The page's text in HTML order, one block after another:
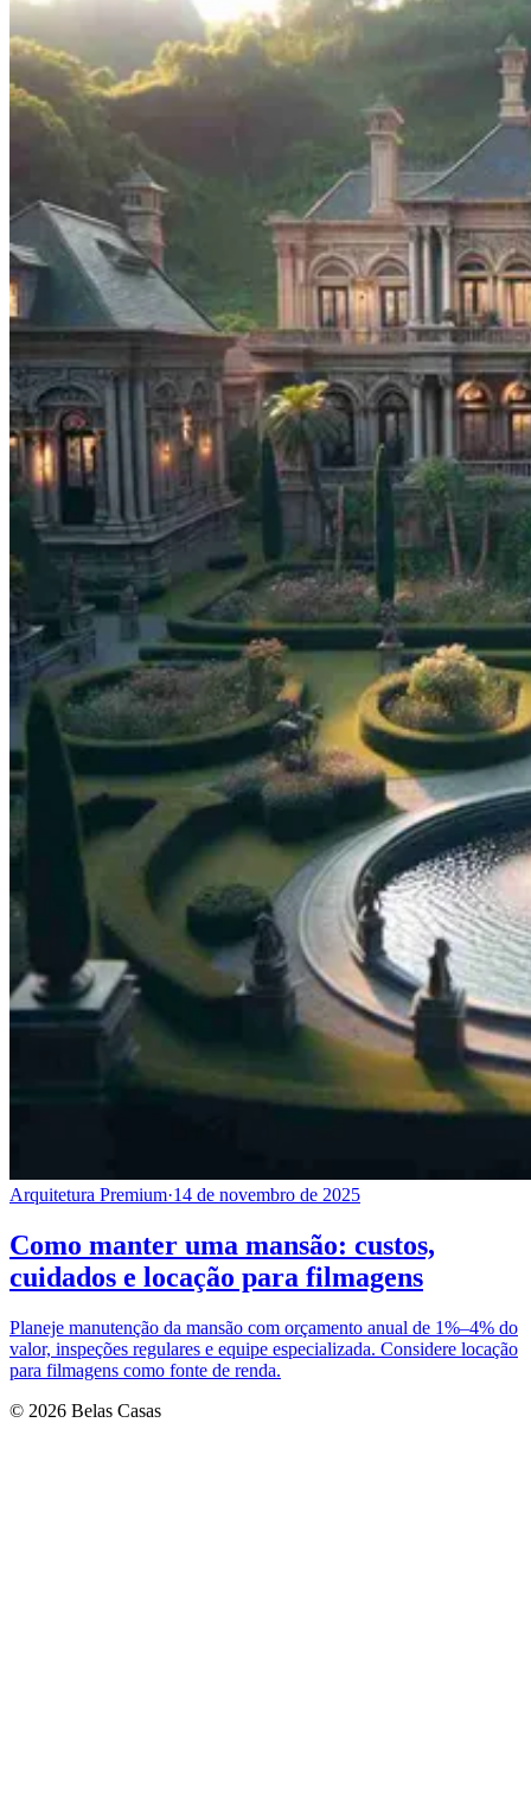
Arquitetura Premium·14 de novembro de 2025
Como manter uma mansão: custos,
cuidados e locação para filmagens
Planeje manutenção da mansão com orçamento anual de 1%–4% do
valor, inspeções regulares e equipe especializada. Considere locação
para filmagens como fonte de renda.
© 2026 Belas Casas